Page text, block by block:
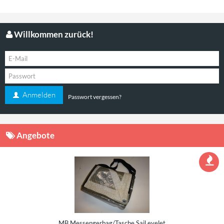
Willkommen zurück!
Anmelden Passwort vergessen?
Angebote